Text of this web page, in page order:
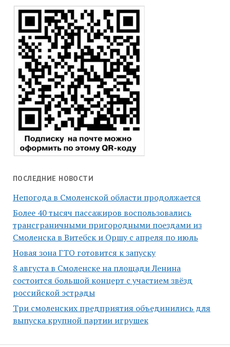
ПОСЛЕДНИЕ НОВОСТИ
Непогода в Смоленской области продолжается
Более 40 тысяч пассажиров воспользовались
трансграничными пригородными поездами из
Смоленска в Витебск и Оршу с апреля по июль
Новая зона ГТО готовится к запуску
8 августа в Смоленске на площади Ленина
состоится большой концерт с участием звёзд
российской эстрады
Три смоленских предприятия объединились для
выпуска крупной партии игрушек